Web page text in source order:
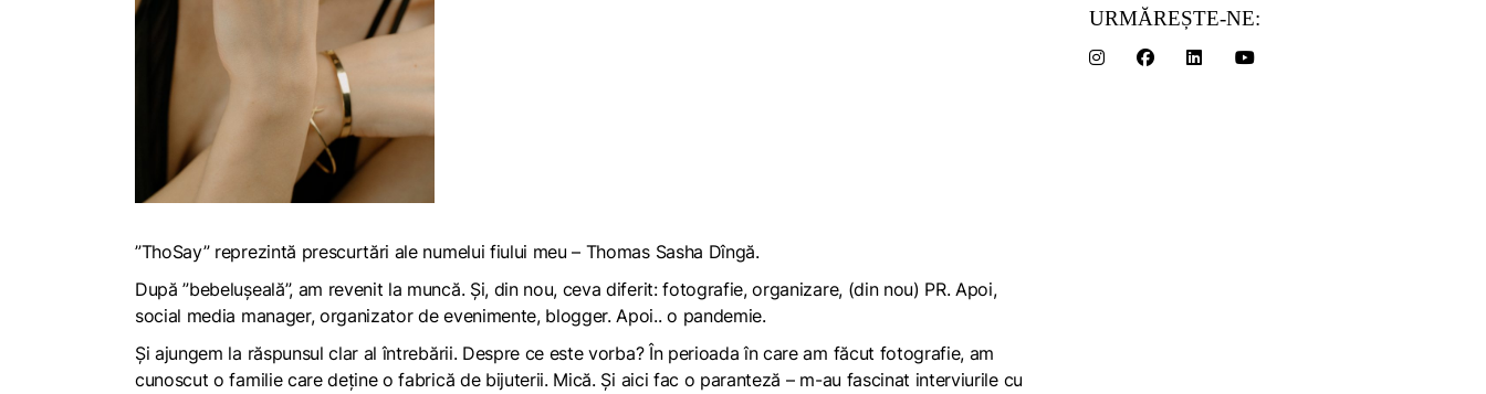
”ThoSay” reprezintă prescurtări ale numelui fiului meu – Thomas Sasha Dîngă.
După ”bebelușeală”, am revenit la muncă. Și, din nou, ceva diferit: fotografie, organizare, (din nou) PR. Apoi,
social media manager, organizator de evenimente, blogger. Apoi.. o pandemie.
Și ajungem la răspunsul clar al întrebării. Despre ce este vorba? În perioada în care am făcut fotografie, am
cunoscut o familie care deține o fabrică de bijuterii. Mică. Și aici fac o paranteză – m-au fascinat interviurile cu
URMĂREȘTE-NE: